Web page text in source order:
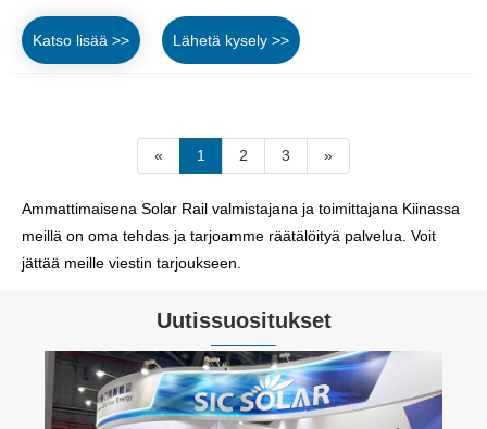
Katso lisää >> Lähetä kysely >>
« 1 2 3 »
Ammattimaisena Solar Rail valmistajana ja toimittajana Kiinassa
meillä on oma tehdas ja tarjoamme räätälöityä palvelua. Voit
jättää meille viestin tarjoukseen.
Uutissuositukset
Mitä ovat tasakattoiset aurinkopaneelit ja